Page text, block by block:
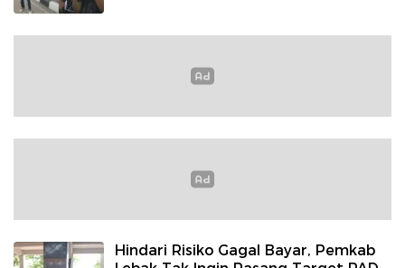
Hindari Risiko Gagal Bayar, Pemkab